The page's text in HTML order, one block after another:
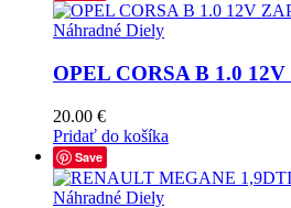
Náhradné Diely
OPEL CORSA B 1.0
20.00 €
Pridať do košíka
Save
Náhradné Diely